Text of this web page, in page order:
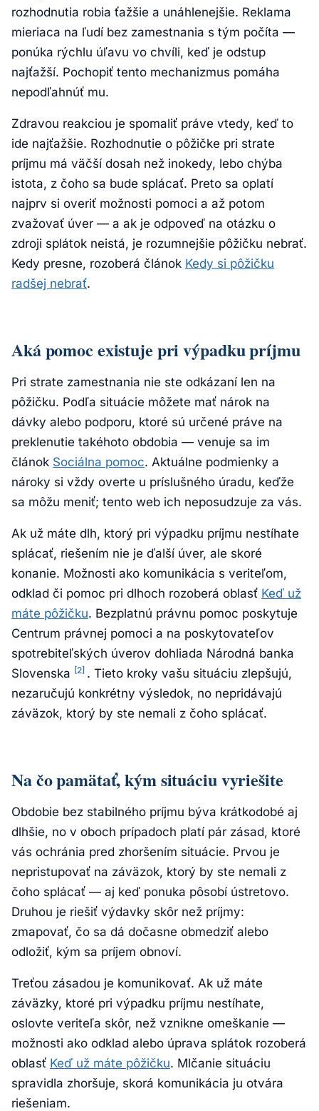
rozhodnutia robia ťažšie a unáhlenejšie. Reklama
mieriaca na ľudí bez zamestnania s tým počíta —
ponúka rýchlu úľavu vo chvíli, keď je odstup
najťažší. Pochopiť tento mechanizmus pomáha
nepodľahnúť mu.
Zdravou reakciou je spomaliť práve vtedy, keď to
ide najťažšie. Rozhodnutie o pôžičke pri strate
príjmu má väčší dosah než inokedy, lebo chýba
istota, z čoho sa bude splácať. Preto sa oplatí
najprv si overiť možnosti pomoci a až potom
zvažovať úver — a ak je odpoveď na otázku o
zdroji splátok neistá, je rozumnejšie pôžičku nebrať.
Kedy presne, rozoberá článok Kedy si pôžičku
radšej nebrať.
Aká pomoc existuje pri výpadku príjmu
Pri strate zamestnania nie ste odkázaní len na
pôžičku. Podľa situácie môžete mať nárok na
dávky alebo podporu, ktoré sú určené práve na
preklenutie takéhoto obdobia — venuje sa im
článok Sociálna pomoc. Aktuálne podmienky a
nároky si vždy overte u príslušného úradu, keďže
sa môžu meniť; tento web ich neposudzuje za vás.
Ak už máte dlh, ktorý pri výpadku príjmu nestíhate
splácať, riešením nie je ďalší úver, ale skoré
konanie. Možnosti ako komunikácia s veriteľom,
odklad či pomoc pri dlhoch rozoberá oblasť Keď už
máte pôžičku. Bezplatnú právnu pomoc poskytuje
Centrum právnej pomoci a na poskytovateľov
spotrebiteľských úverov dohliada Národná banka
Slovenska [2] . Tieto kroky vašu situáciu zlepšujú,
nezaručujú konkrétny výsledok, no nepridávajú
záväzok, ktorý by ste nemali z čoho splácať.
Na čo pamätať, kým situáciu vyriešite
Obdobie bez stabilného príjmu býva krátkodobé aj
dlhšie, no v oboch prípadoch platí pár zásad, ktoré
vás ochránia pred zhoršením situácie. Prvou je
nepristupovať na záväzok, ktorý by ste nemali z
čoho splácať — aj keď ponuka pôsobí ústretovo.
Druhou je riešiť výdavky skôr než príjmy:
zmapovať, čo sa dá dočasne obmedziť alebo
odložiť, kým sa príjem obnoví.
Treťou zásadou je komunikovať. Ak už máte
záväzky, ktoré pri výpadku príjmu nestíhate,
oslovte veriteľa skôr, než vznikne omeškanie —
možnosti ako odklad alebo úprava splátok rozoberá
oblasť Keď už máte pôžičku. Mlčanie situáciu
spravidla zhoršuje, skorá komunikácia ju otvára
riešeniam.